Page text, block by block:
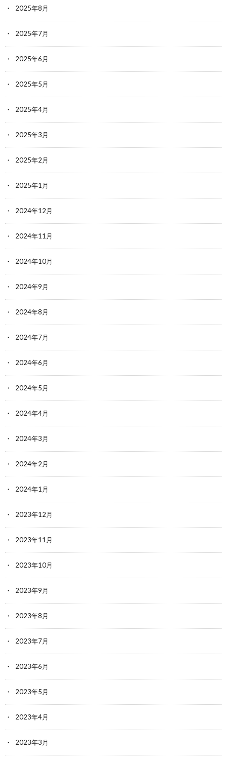
2025年8月
2025年7月
2025年6月
2025年5月
2025年4月
2025年3月
2025年2月
2025年1月
2024年12月
2024年11月
2024年10月
2024年9月
2024年8月
2024年7月
2024年6月
2024年5月
2024年4月
2024年3月
2024年2月
2024年1月
2023年12月
2023年11月
2023年10月
2023年9月
2023年8月
2023年7月
2023年6月
2023年5月
2023年4月
2023年3月